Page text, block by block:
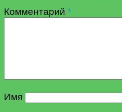
Комментарий *
Имя